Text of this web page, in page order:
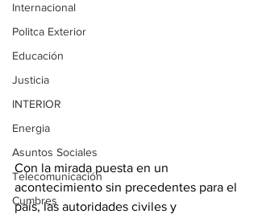
Internacional
Politca Exterior
Educación
Justicia
INTERIOR
Energia
Asuntos Sociales
Telecomunicación
Cumbres
Con la mirada puesta en un
acontecimiento sin precedentes para el
país, las autoridades civiles y